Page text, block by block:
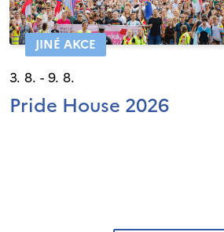
JINÉ AKCE
3. 8. - 9. 8.
Pride House 2026